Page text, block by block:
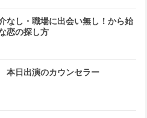
なし・職場に出会い無し！から始
恋の探し方
本日出演のカウンセラー